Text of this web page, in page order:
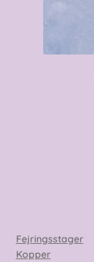
Fejringsstager
Kopper